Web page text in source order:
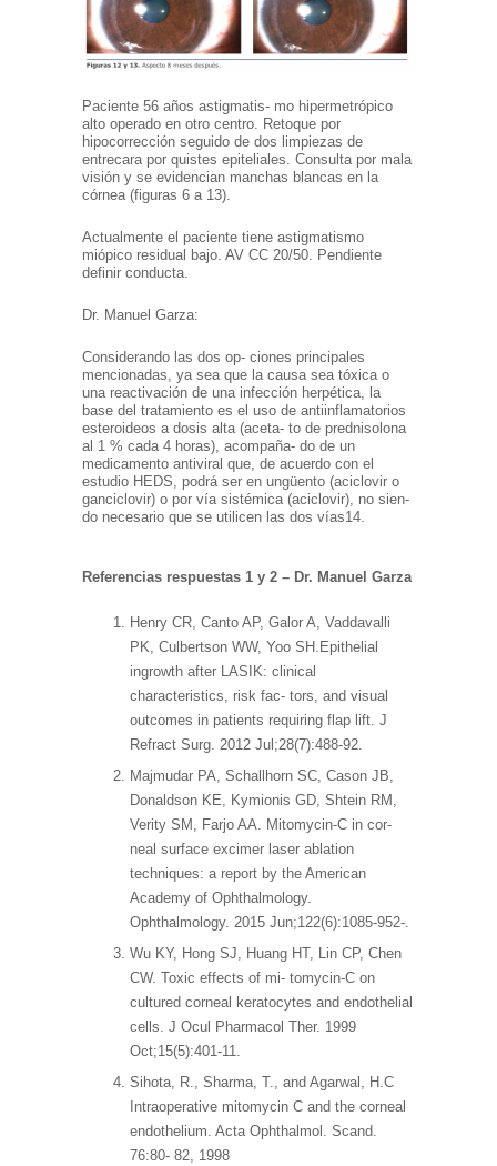
Paciente 56 años astigmatis- mo hipermetrópico
alto operado en otro centro. Retoque por
hipocorrección seguido de dos limpiezas de
entrecara por quistes epiteliales. Consulta por mala
visión y se evidencian manchas blancas en la
córnea (figuras 6 a 13).
Actualmente el paciente tiene astigmatismo
miópico residual bajo. AV CC 20/50. Pendiente
definir conducta.
Dr. Manuel Garza:
Considerando las dos op- ciones principales
mencionadas, ya sea que la causa sea tóxica o
una reactivación de una infección herpética, la
base del tratamiento es el uso de antiinflamatorios
esteroideos a dosis alta (aceta- to de prednisolona
al 1 % cada 4 horas), acompaña- do de un
medicamento antiviral que, de acuerdo con el
estudio HEDS, podrá ser en ungüento (aciclovir o
ganciclovir) o por vía sistémica (aciclovir), no sien-
do necesario que se utilicen las dos vías14.
Referencias respuestas 1 y 2 – Dr. Manuel Garza
Henry CR, Canto AP, Galor A, Vaddavalli
PK, Culbertson WW, Yoo SH.Epithelial
ingrowth after LASIK: clinical
characteristics, risk fac- tors, and visual
outcomes in patients requiring flap lift. J
Refract Surg. 2012 Jul;28(7):488-92.
Majmudar PA, Schallhorn SC, Cason JB,
Donaldson KE, Kymionis GD, Shtein RM,
Verity SM, Farjo AA. Mitomycin-C in cor-
neal surface excimer laser ablation
techniques: a report by the American
Academy of Ophthalmology.
Ophthalmology. 2015 Jun;122(6):1085-952-.
Wu KY, Hong SJ, Huang HT, Lin CP, Chen
CW. Toxic effects of mi- tomycin-C on
cultured corneal keratocytes and endothelial
cells. J Ocul Pharmacol Ther. 1999
Oct;15(5):401-11.
Sihota, R., Sharma, T., and Agarwal, H.C
Intraoperative mitomycin C and the corneal
endothelium. Acta Ophthalmol. Scand.
76:80- 82, 1998